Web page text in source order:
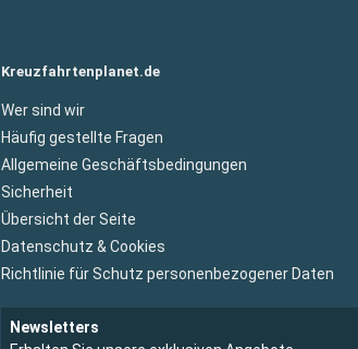
Kreuzfahrtenplanet.de
Wer sind wir
Häufig gestellte Fragen
Allgemeine Geschäftsbedingungen
Sicherheit
Übersicht der Seite
Datenschutz & Cookies
Richtlinie für Schutz personenbezogener Daten
Newsletters